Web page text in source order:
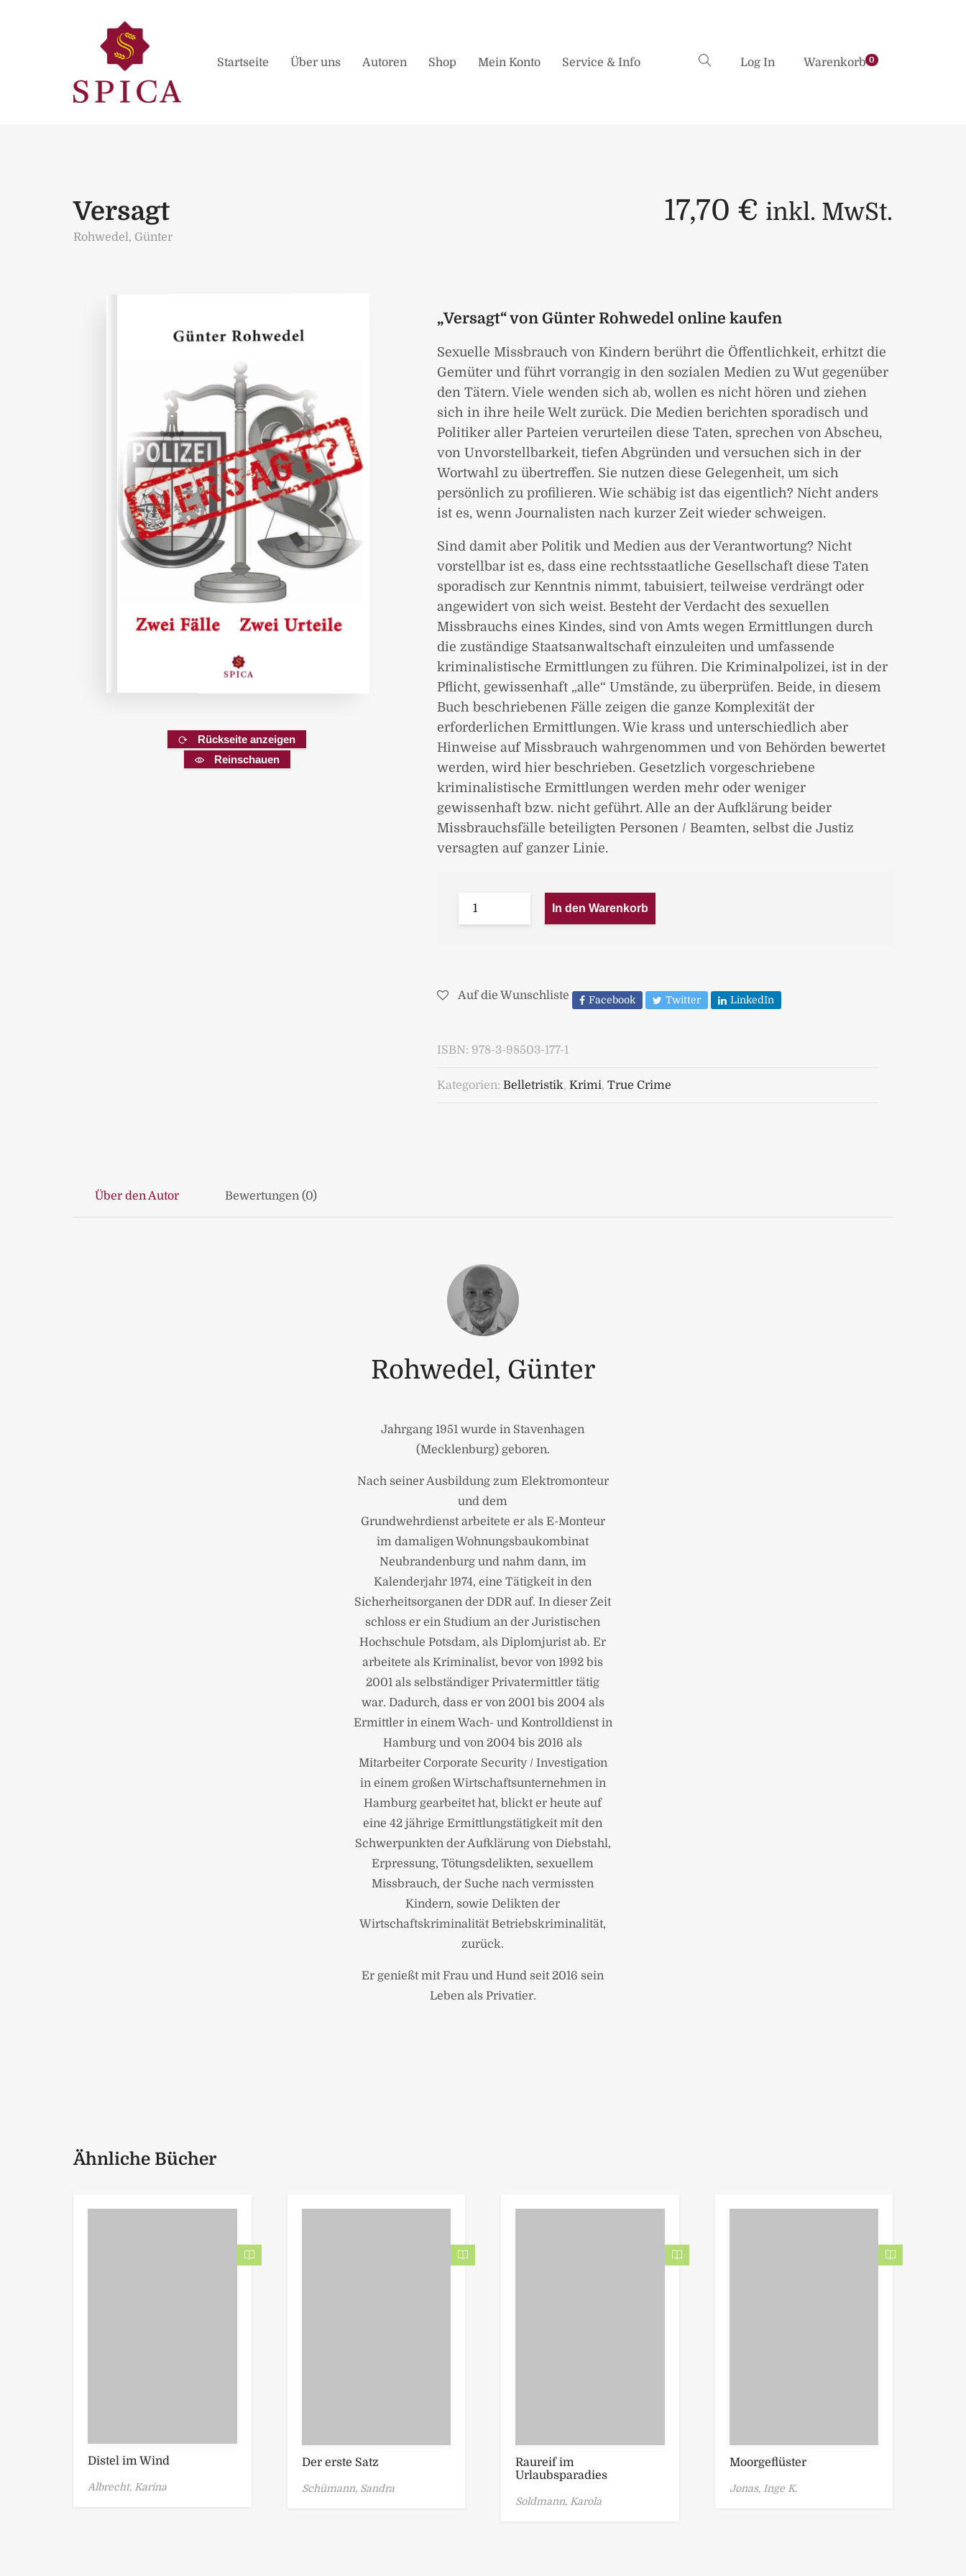
Startseite Über uns Autoren Shop Mein Konto Service & Info Log In Warenkorb0
Versagt
Rohwedel, Günter
17,70 € inkl. MwSt.
Rückseite anzeigen
Reinschauen
„Versagt“ von Günter Rohwedel online kaufen
Sexuelle Missbrauch von Kindern berührt die Öffentlichkeit, erhitzt die
Gemüter und führt vorrangig in den sozialen Medien zu Wut gegenüber
den Tätern. Viele wenden sich ab, wollen es nicht hören und ziehen
sich in ihre heile Welt zurück. Die Medien berichten sporadisch und
Politiker aller Parteien verurteilen diese Taten, sprechen von Abscheu,
von Unvorstellbarkeit, tiefen Abgründen und versuchen sich in der
Wortwahl zu übertreffen. Sie nutzen diese Gelegenheit, um sich
persönlich zu profilieren. Wie schäbig ist das eigentlich? Nicht anders
ist es, wenn Journalisten nach kurzer Zeit wieder schweigen.
Sind damit aber Politik und Medien aus der Verantwortung? Nicht
vorstellbar ist es, dass eine rechtsstaatliche Gesellschaft diese Taten
sporadisch zur Kenntnis nimmt, tabuisiert, teilweise verdrängt oder
angewidert von sich weist. Besteht der Verdacht des sexuellen
Missbrauchs eines Kindes, sind von Amts wegen Ermittlungen durch
die zuständige Staatsanwaltschaft einzuleiten und umfassende
kriminalistische Ermittlungen zu führen. Die Kriminalpolizei, ist in der
Pflicht, gewissenhaft „alle“ Umstände, zu überprüfen. Beide, in diesem
Buch beschriebenen Fälle zeigen die ganze Komplexität der
erforderlichen Ermittlungen. Wie krass und unterschiedlich aber
Hinweise auf Missbrauch wahrgenommen und von Behörden bewertet
werden, wird hier beschrieben. Gesetzlich vorgeschriebene
kriminalistische Ermittlungen werden mehr oder weniger
gewissenhaft bzw. nicht geführt. Alle an der Aufklärung beider
Missbrauchsfälle beteiligten Personen / Beamten, selbst die Justiz
versagten auf ganzer Linie.
In den Warenkorb
Auf die Wunschliste Facebook Twitter LinkedIn
ISBN: 978-3-98503-177-1
Kategorien: Belletristik, Krimi, True Crime
Über den Autor Bewertungen (0)
Rohwedel, Günter
Jahrgang 1951 wurde in Stavenhagen
(Mecklenburg) geboren.
Nach seiner Ausbildung zum Elektromonteur
und dem
Grundwehrdienst arbeitete er als E-Monteur
im damaligen Wohnungsbaukombinat
Neubrandenburg und nahm dann, im
Kalenderjahr 1974, eine Tätigkeit in den
Sicherheitsorganen der DDR auf. In dieser Zeit
schloss er ein Studium an der Juristischen
Hochschule Potsdam, als Diplomjurist ab. Er
arbeitete als Kriminalist, bevor von 1992 bis
2001 als selbständiger Privatermittler tätig
war. Dadurch, dass er von 2001 bis 2004 als
Ermittler in einem Wach- und Kontrolldienst in
Hamburg und von 2004 bis 2016 als
Mitarbeiter Corporate Security / Investigation
in einem großen Wirtschaftsunternehmen in
Hamburg gearbeitet hat, blickt er heute auf
eine 42 jährige Ermittlungstätigkeit mit den
Schwerpunkten der Aufklärung von Diebstahl,
Erpressung, Tötungsdelikten, sexuellem
Missbrauch, der Suche nach vermissten
Kindern, sowie Delikten der
Wirtschaftskriminalität Betriebskriminalität,
zurück.
Er genießt mit Frau und Hund seit 2016 sein
Leben als Privatier.
Ähnliche Bücher
Distel im Wind
Albrecht, Karina
Der erste Satz
Schümann, Sandra
Raureif im
Urlaubsparadies
Soldmann, Karola
Moorgeflüster
Jonas, Inge K.